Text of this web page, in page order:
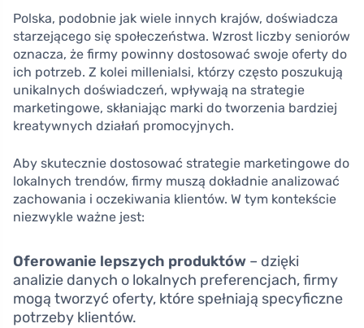
Polska, podobnie jak wiele innych krajów, doświadcza
starzejącego się społeczeństwa. Wzrost liczby seniorów
oznacza, że firmy powinny dostosować swoje oferty do
ich potrzeb. Z kolei millenialsi, którzy często poszukują
unikalnych doświadczeń, wpływają na strategie
marketingowe, skłaniając marki do tworzenia bardziej
kreatywnych działań promocyjnych.
Aby skutecznie dostosować strategie marketingowe do
lokalnych trendów, firmy muszą dokładnie analizować
zachowania i oczekiwania klientów. W tym kontekście
niezwykle ważne jest:
Oferowanie lepszych produktów – dzięki
analizie danych o lokalnych preferencjach, firmy
mogą tworzyć oferty, które spełniają specyficzne
potrzeby klientów.